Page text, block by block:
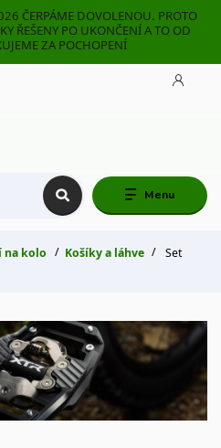
ČERPÁME DOVOLENOU. PROTO
ŘEŠENY PO UKONČENÍ A TO OD
ZA POCHOPENÍ
Menu
na kolo Košíky a láhve
Set